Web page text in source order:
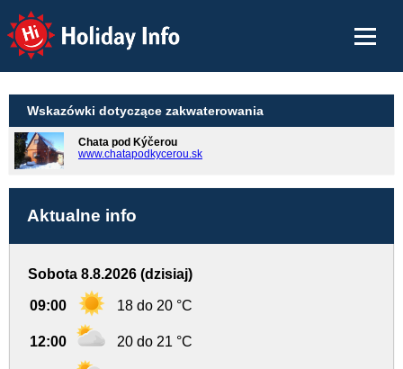
Holiday Info
Wskazówki dotyczące zakwaterowania
Chata pod Kýčerou
www.chatapodkycerou.sk
Aktualne info
Sobota 8.8.2026 (dzisiaj)
09:00 18 do 20 °C
12:00 20 do 21 °C